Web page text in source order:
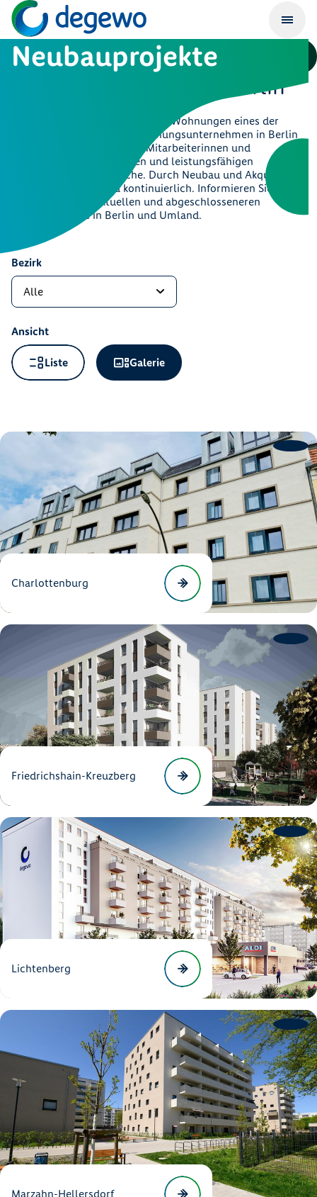
Neubauprojekte
Neue Wohnungen für Berlin
degewo ist mit mehr als 83.000 Wohnungen eines der
führenden kommunalen Wohnungsunternehmen in Berlin
und gehört mit über 1.700 Mitarbeiterinnen und
Mitarbeitern zu den großen und leistungsfähigen
Unternehmen der Branche. Durch Neubau und Akquisition
wächst unser Bestand kontinuierlich. Informieren Sie sich
hier über unsere aktuellen und abgeschlosseneren
Neubauprojekte in Berlin und Umland.
Bezirk
Ansicht
Liste Galerie
Charlottenburg
Friedrichshain-Kreuzberg
Lichtenberg
Marzahn-Hellersdorf